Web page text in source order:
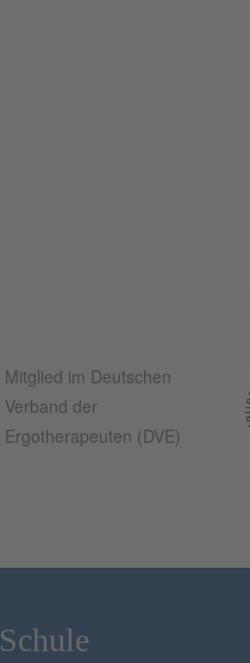
Mitglied im Deutschen
Verband der
Ergotherapeuten (DVE)